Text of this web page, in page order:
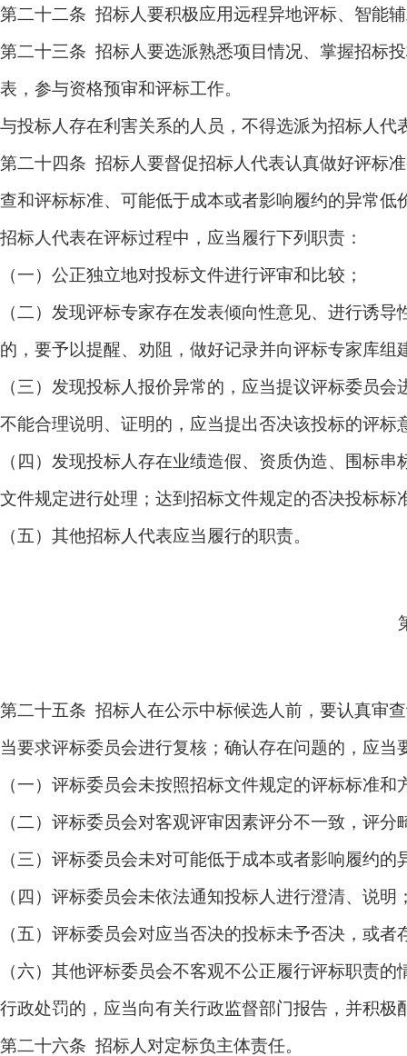
第二十二条 招标人要积极应用远程异地评标、智能
第二十三条 招标人要选派熟悉项目情况、掌握招标
表，参与资格预审和评标工作。
与投标人存在利害关系的人员，不得选派为招标人代
第二十四条 招标人要督促招标人代表认真做好评标
查和评标标准、可能低于成本或者影响履约的异常
招标人代表在评标过程中，应当履行下列职责：
（一）公正独立地对投标文件进行评审和比较；
（二）发现评标专家存在发表倾向性意见、进行诱
的，要予以提醒、劝阻，做好记录并向评标专家库组
（三）发现投标人报价异常的，应当提议评标委员
不能合理说明、证明的，应当提出否决该投标的评标
（四）发现投标人存在业绩造假、资质伪造、围标
文件规定进行处理；达到招标文件规定的否决投标
（五）其他招标人代表应当履行的职责。
第二十五条 招标人在公示中标候选人前，要认真审
当要求评标委员会进行复核；确认存在问题的，应当
（一）评标委员会未按照招标文件规定的评标标准和
（二）评标委员会对客观评审因素评分不一致，评
（三）评标委员会未对可能低于成本或者影响履约
（四）评标委员会未依法通知投标人进行澄清、说明
（五）评标委员会对应当否决的投标未予否决，或
（六）其他评标委员会不客观不公正履行评标职责的
行政处罚的，应当向有关行政监督部门报告，并积极
第二十六条 招标人对定标负主体责任。